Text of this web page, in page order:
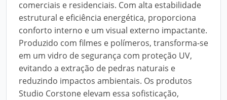
comerciais e residenciais. Com alta estabilidade
estrutural e eficiência energética, proporciona
conforto interno e um visual externo impactante.
Produzido com filmes e polímeros, transforma-se
em um vidro de segurança com proteção UV,
evitando a extração de pedras naturais e
reduzindo impactos ambientais. Os produtos
Studio Corstone elevam essa sofisticação,